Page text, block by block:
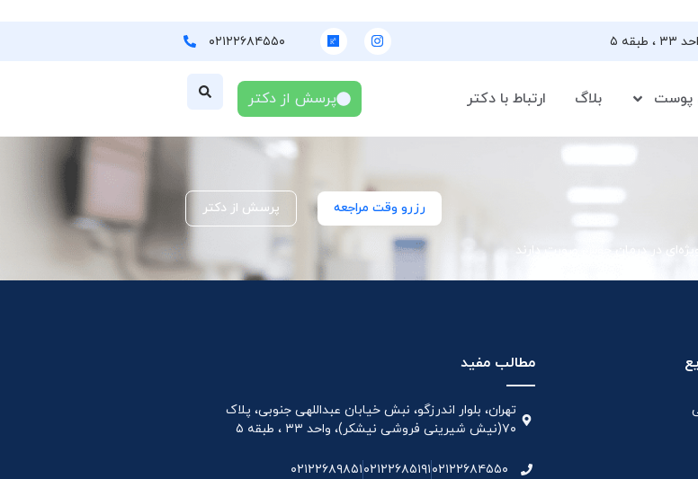
۰۲۱۲۲۶۸۴۵۵۰
پوست بلاگ ارتباط با دکتر پرسش از دکتر
در درمان جوش صورت دارند
رزرو وقت مراجعه پرسش از دکتر
مطالب مفید
تهران، بلوار اندرزگو، نبش خیابان عبداللهی جنوبی، پلاک
۷۰(نیش شیرینی فروشی نیشکر)، واحد ۳۳ ، طبقه ۵
۰۲۱۲۲۶۸۴۵۵۰۰۲۱۲۲۶۸۵۱۹۱۰۲۱۲۲۶۸۹۸۵۱